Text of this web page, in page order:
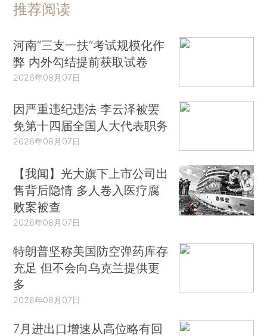
推荐阅读
河南“三支一扶”考试规模化作
弊 内外勾结提前获取试卷
2026年08月07日
因严重违纪违法 李云泽被罢
免第十四届全国人大代表职务
2026年08月07日
【我闻】光大旗下上市公司出
售背后隐情 多人卷入医疗腐
败案被查
2026年08月07日
特朗普坚称美国防空弹药库存
充足 但不会向乌克兰提供更
多
2026年08月07日
7月进出口增速从高位略有回